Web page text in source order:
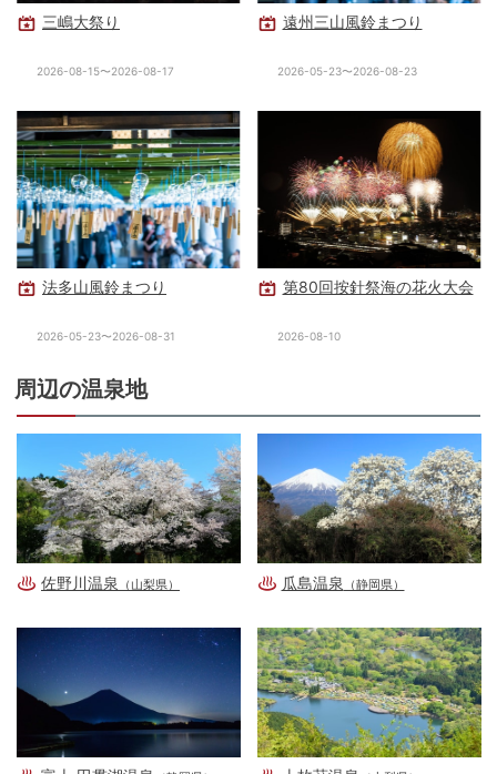
三嶋大祭り
2026-08-15〜2026-08-17
遠州三山風鈴まつり
2026-05-23〜2026-08-23
法多山風鈴まつり
2026-05-23〜2026-08-31
第80回按針祭海の花火大会
2026-08-10
周辺の温泉地
佐野川温泉 （山梨県） 瓜島温泉 （静岡県）